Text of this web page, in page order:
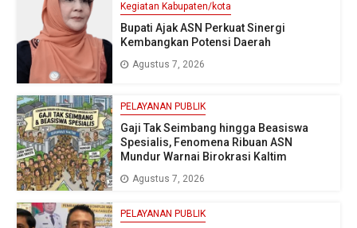
Kegiatan Kabupaten/kota
Bupati Ajak ASN Perkuat Sinergi
Kembangkan Potensi Daerah
Agustus 7, 2026
PELAYANAN PUBLIK
Gaji Tak Seimbang hingga Beasiswa
Spesialis, Fenomena Ribuan ASN
Mundur Warnai Birokrasi Kaltim
Agustus 7, 2026
PELAYANAN PUBLIK